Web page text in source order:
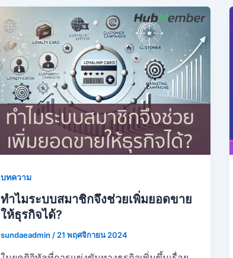
บทความ
ทำไมระบบสมาชิกจึงช่วยเพิ่มยอดขาย
ให้ธุรกิจได้?
sundaeadmin /21 พฤศจิกายน 2024